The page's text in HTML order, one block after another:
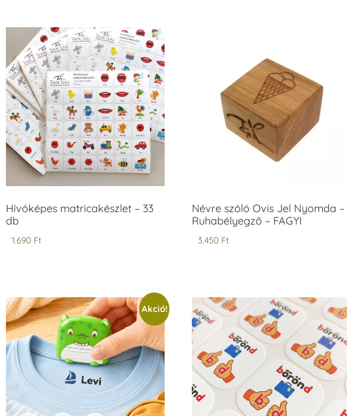
Hívóképes matricakészlet – 33
db
1.690 Ft
Névre szóló Ovis Jel Nyomda –
Ruhabélyegző – FAGYI
3.450 Ft
Akció!